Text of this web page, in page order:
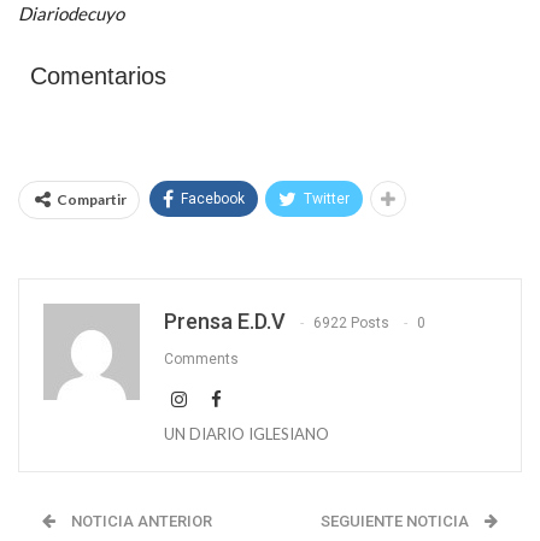
Diariodecuyo
Comentarios
Compartir Facebook Twitter
Prensa E.D.V 6922 Posts 0
Comments
UN DIARIO IGLESIANO
NOTICIA ANTERIOR SEGUIENTE NOTICIA